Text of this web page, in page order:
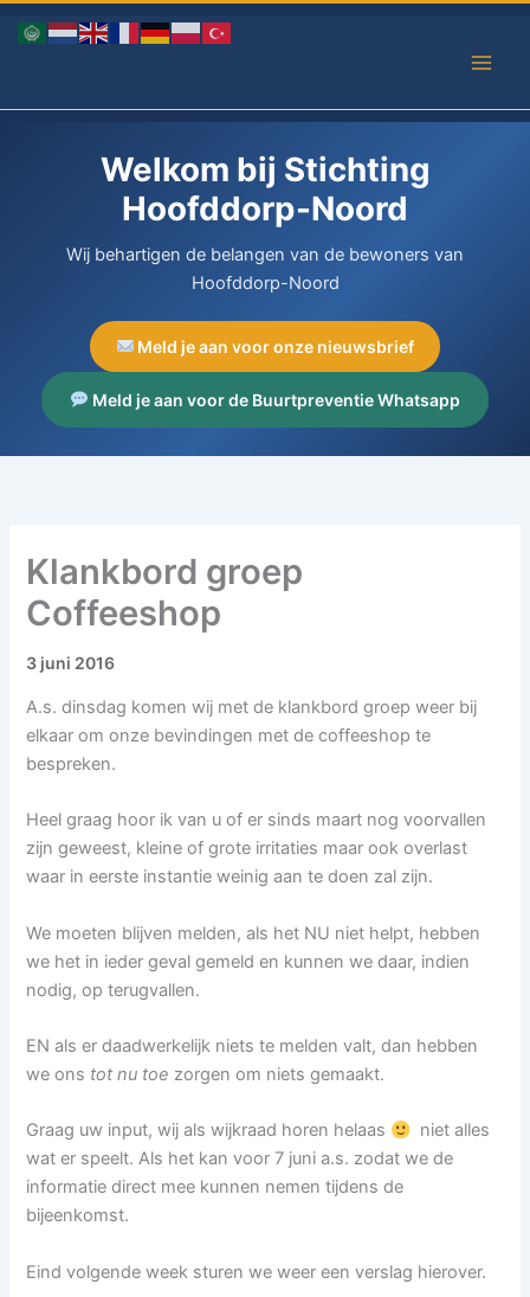
naar
Welkom bij Stichting
Hoofddorp-Noord
Wij behartigen de belangen van de bewoners van
Hoofddorp-Noord
Meld je aan voor onze nieuwsbrief
Meld je aan voor de Buurtpreventie Whatsapp
Klankbord groep
Coffeeshop
3 juni 2016
A.s. dinsdag komen wij met de klankbord groep weer bij
elkaar om onze bevindingen met de coffeeshop te
bespreken.
Heel graag hoor ik van u of er sinds maart nog voorvallen
zijn geweest, kleine of grote irritaties maar ook overlast
waar in eerste instantie weinig aan te doen zal zijn.
We moeten blijven melden, als het NU niet helpt, hebben
we het in ieder geval gemeld en kunnen we daar, indien
nodig, op terugvallen.
EN als er daadwerkelijk niets te melden valt, dan hebben
we ons tot nu toe zorgen om niets gemaakt.
Graag uw input, wij als wijkraad horen helaas
niet alles
wat er speelt. Als het kan voor 7 juni a.s. zodat we de
informatie direct mee kunnen nemen tijdens de
bijeenkomst.
Eind volgende week sturen we weer een verslag hierover.